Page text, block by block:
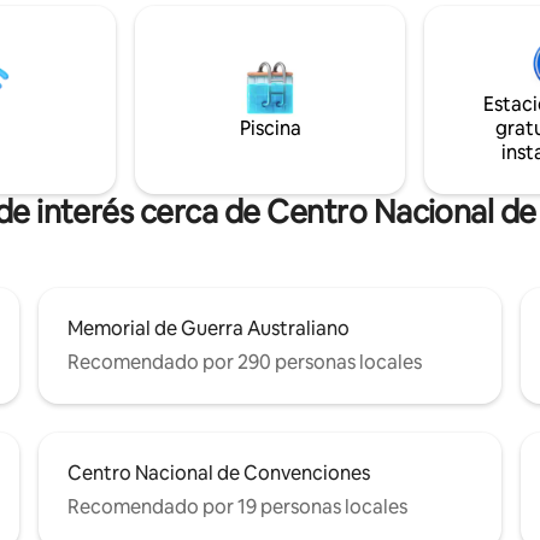
y a la ANU. Punto de partida
hacer turismo. Desayuno
surtida. Flores frescas.
coche/17 minutos a pie de la
minutos en coche del
Canberra. - A 9 minutos en
mirador Mount Ainslie. Nuestro elegante
apartamento tiene una cortina
un colchón de calidad para
Piscina
interés cerca de Centro Nacional
Memorial de Guerra Australiano
Recomendado por 290 personas locales
Centro Nacional de Convenciones
Recomendado por 19 personas locales